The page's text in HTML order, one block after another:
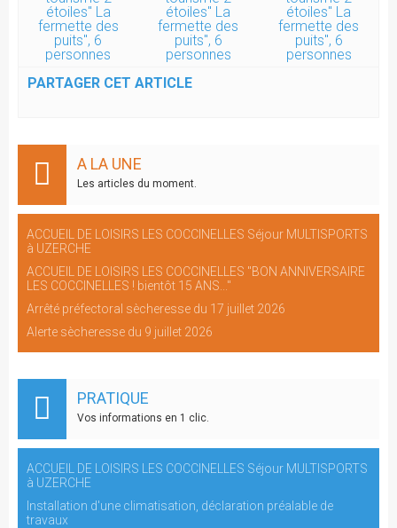
PARTAGER CET ARTICLE
A LA UNE
Les articles du moment.
ACCUEIL DE LOISIRS LES COCCINELLES Séjour MULTISPORTS
à UZERCHE
ACCUEIL DE LOISIRS LES COCCINELLES "BON ANNIVERSAIRE
LES COCCINELLES ! bientôt 15 ANS..."
Arrêté préfectoral sècheresse du 17 juillet 2026
Alerte sècheresse du 9 juillet 2026
PRATIQUE
Vos informations en 1 clic.
ACCUEIL DE LOISIRS LES COCCINELLES Séjour MULTISPORTS
à UZERCHE
Installation d'une climatisation, déclaration préalable de
travaux